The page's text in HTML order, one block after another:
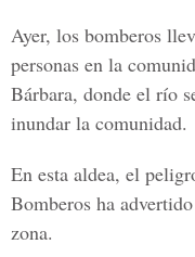
Ayer, los bomberos
personas en la
Bárbara, donde el río
inundar la comunidad.
En esta aldea, el
Bomberos ha
zona.